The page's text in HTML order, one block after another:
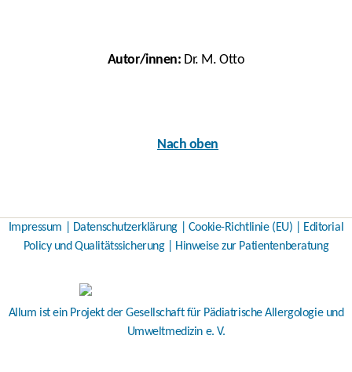
Autor/innen: Dr. M. Otto
Nach oben
Impressum Datenschutzerklärung Cookie-Richtlinie (EU)
Editorial
Policy und Qualitätssicherung| Hinweise zur Patientenberatung
Allum ist ein Projekt derGesellschaft für Pädiatrische Allergologie und
Umweltmedizin e. V.